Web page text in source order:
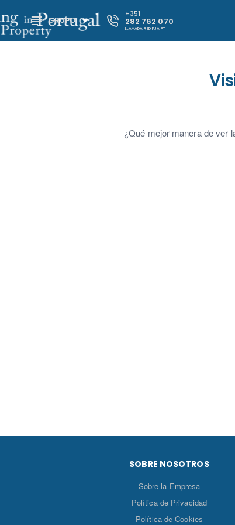
GRUPO
+351
282 762 070
LLAMADA RED FIJA PT
¿Qué mejor manera de ver
SOBRE NOSOTROS
Sobre la Empresa
Política de Privacidad
Política de Cookies